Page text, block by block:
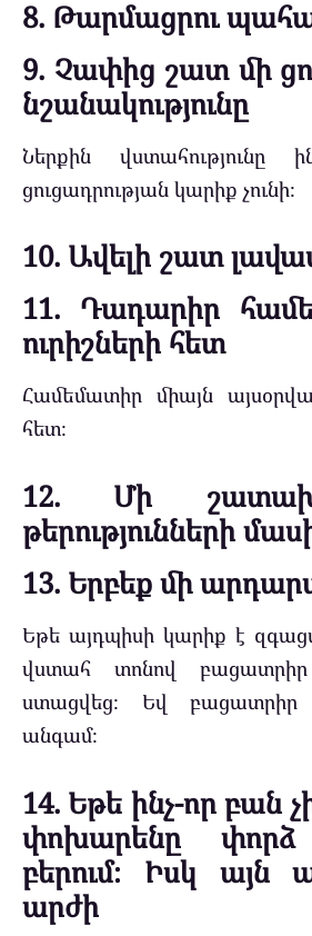
8. Թարմացրու
9. Չափից շատ մի
նշանակությունը
Ներքին
ցուցադրության կարիք չունի։
10. Ավելի շատ
11. Դադարիր
ուրիշների հետ
Համեմատիր միայն
հետ։
12. Մի
թերությունների
13. Երբեք մի
Եթե այդպիսի կարիք է
վստահ տոնով բացատրիր
ստացվեց։ Եվ բացատրիր
անգամ։
14. Եթե ինչ-որ բան
փոխարենը
բերում։ Իսկ այն
արժի